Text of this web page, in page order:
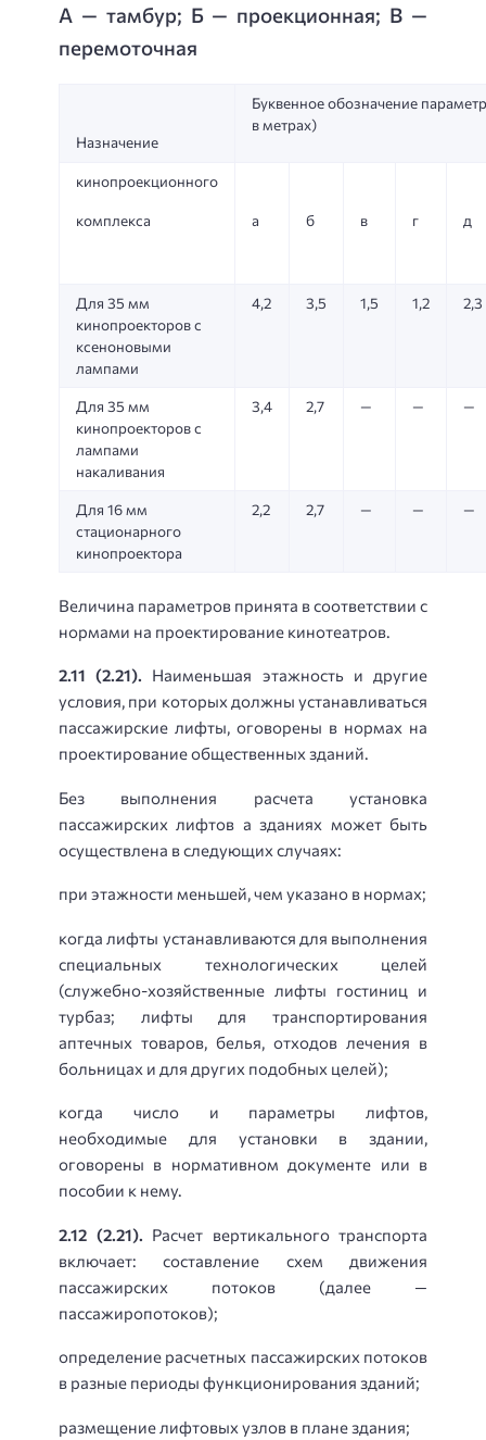
А — тамбур; Б — проекционная; В —
перемоточная
Назначение
Буквенное обозначение
в метрах)
кинопроекционного
комплекса а б в г д
Для 35 мм
кинопроекторов с
ксеноновыми
лампами
4,2 3,5 1,5 1,2 2,3
Для 35 мм
кинопроекторов с
лампами
накаливания
3,4 2,7 — — —
Для 16 мм
стационарного
кинопроектора
2,2 2,7 — — —
Величина параметров принята в соответствии с
нормами на проектирование кинотеатров.
2.11 (2.21). Наименьшая этажность и другие
условия, при которых должны устанавливаться
пассажирские лифты, оговорены в нормах на
проектирование общественных зданий.
Без выполнения расчета установка
пассажирских лифтов а зданиях может быть
осуществлена в следующих случаях:
при этажности меньшей, чем указано в нормах;
когда лифты устанавливаются для выполнения
специальных технологических целей
(служебно-хозяйственные лифты гостиниц и
турбаз; лифты для транспортирования
аптечных товаров, белья, отходов лечения в
больницах и для других подобных целей);
когда число и параметры лифтов,
необходимые для установки в здании,
оговорены в нормативном документе или в
пособии к нему.
2.12 (2.21). Расчет вертикального транспорта
включает: составление схем движения
пассажирских потоков (далее —
пассажиропотоков);
определение расчетных пассажирских потоков
в разные периоды функционирования зданий;
размещение лифтовых узлов в плане здания;